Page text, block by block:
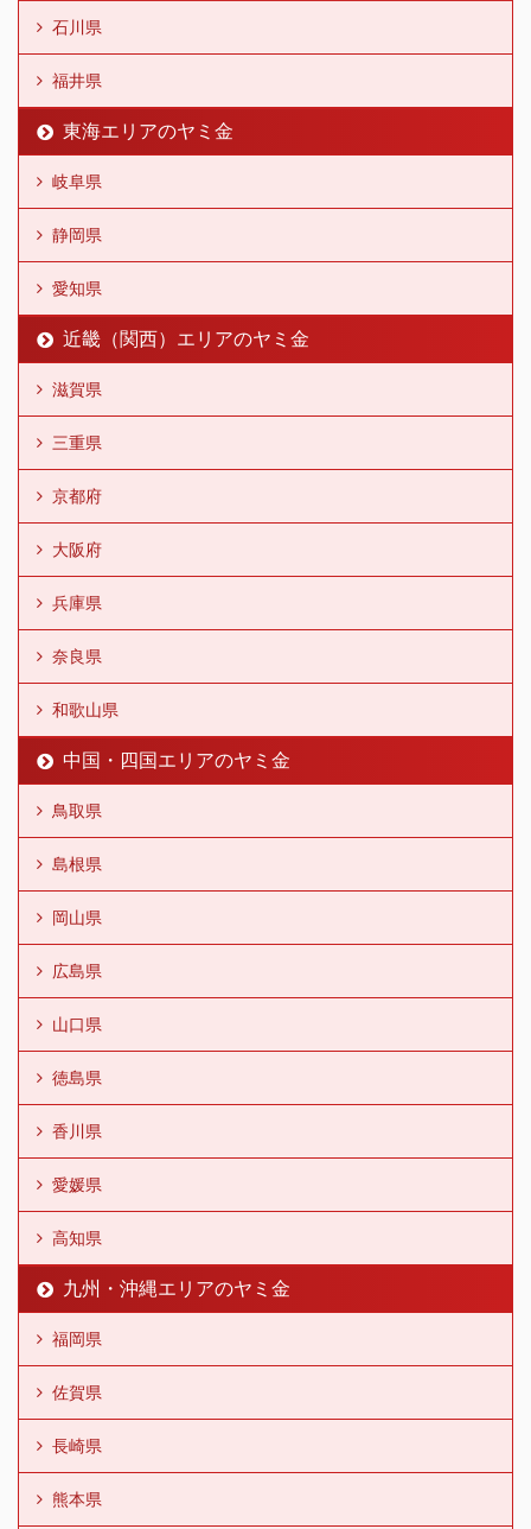
石川県
福井県
東海エリアのヤミ金
岐阜県
静岡県
愛知県
近畿（関西）エリアのヤミ金
滋賀県
三重県
京都府
大阪府
兵庫県
奈良県
和歌山県
中国・四国エリアのヤミ金
鳥取県
島根県
岡山県
広島県
山口県
徳島県
香川県
愛媛県
高知県
九州・沖縄エリアのヤミ金
福岡県
佐賀県
長崎県
熊本県